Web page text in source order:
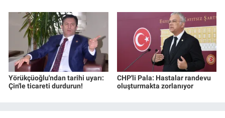
Yörükçüoğlu'ndan tarihi uyarı:
Çin'le ticareti durdurun!
CHP'li Pala: Hastalar randevu
oluşturmakta zorlanıyor